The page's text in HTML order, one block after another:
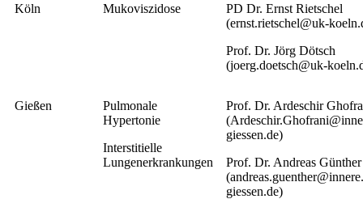
Köln Mukoviszidose
PD Dr. Ernst Rietschel
(ernst.rietschel@uk-
Prof. Dr. Jörg Dötsch
(joerg.doetsch@uk-
Gießen
Pulmonale
Hypertonie
Interstitielle
Lungenerkrankungen
Prof. Dr. Ardeschir
giessen.de)
Prof. Dr. Andreas Günther
giessen.de)